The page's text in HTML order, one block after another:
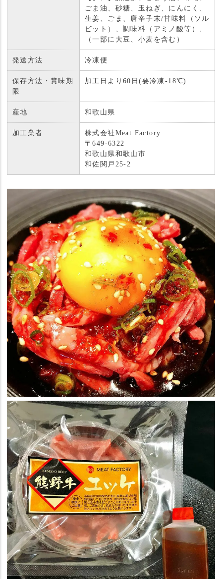
ごま油、砂糖、玉ねぎ、にんにく、
生姜、ごま、唐辛子末/甘味料（ソル
ビット）、調味料（アミノ酸等）、
（一部に大豆、小麦を含む）
発送方法 冷凍便
保存方法・賞味期
限
加工日より60日(要冷凍-18℃)
産地 和歌山県
加工業者
株式会社Meat Factory
〒649-6322
和歌山県和歌山市
和佐関戸25-2